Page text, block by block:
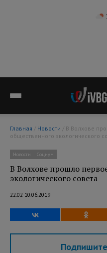
Главная / Новости
общественного экологического
Новости Социум
В Волхове прошло
экологического совета
22:02 10.06.2019